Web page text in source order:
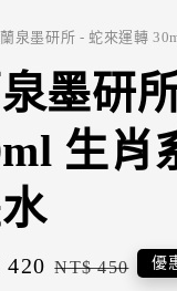
泉墨研所 - 蛇來運轉
墨研
生肖
420 Regular
NT$ 450 優